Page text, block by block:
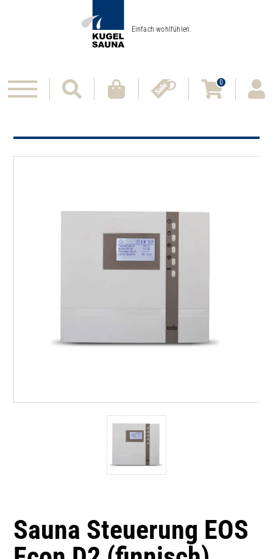
0
Einfach wohlfühlen.
Sauna Steuerung EOS